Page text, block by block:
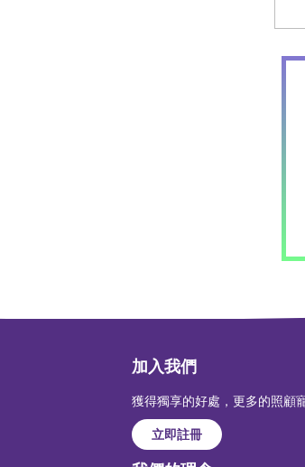
加入我們
獲得獨享的好處，更多的照顧
立即註冊